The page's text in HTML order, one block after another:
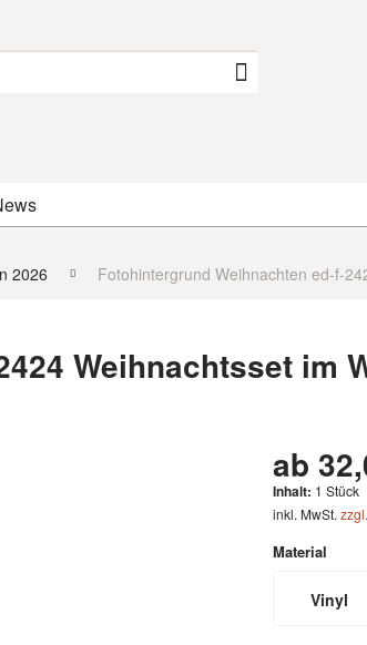
2026 Fotohintergrund Weihnachten ed-f-
Weihnachtsset im
ab
Inhalt: 1 Stück
inkl. MwSt.
Material
Vinyl